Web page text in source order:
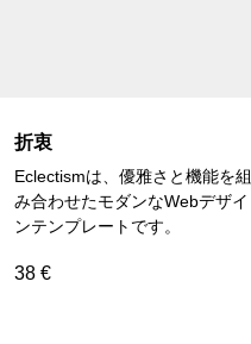
折衷
Eclectismは、優雅さと機能を組
み合わせたモダンなWebデザイ
ンテンプレートです。
38 €